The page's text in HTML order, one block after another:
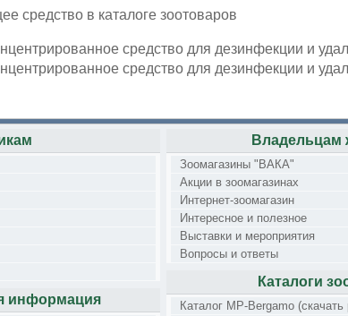
средство в каталоге зоотоваров
средство для дезинфекции и
средство для дезинфекции и
информация
Владельцам
Зоомагазины "ВАКА"
Акции в зоомагазинах
Интернет-зоомагазин
Интересное и полезное
Выставки и мероприятия
Вопросы и ответы
Каталоги
Каталог MP-Bergamo (скачать